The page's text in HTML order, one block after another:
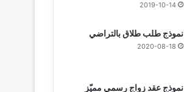
2019-10-14
نموذج طلب طلاق بالتراضي
2020-08-18
نموذج عقد زواج رسمي مميّز